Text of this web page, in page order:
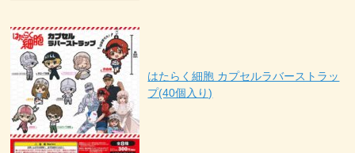
はたらく細胞 カプセルラバーストラッ
プ(40個入り)